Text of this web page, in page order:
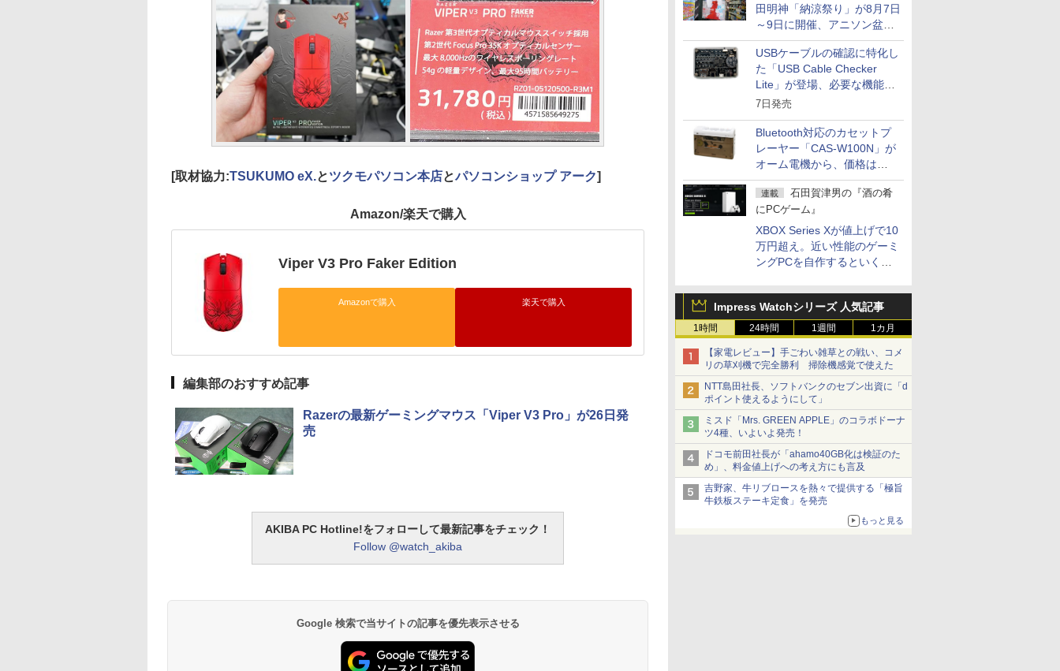
田明神「納涼祭り」が8月7日
～9日に開催、アニソン盆踊
りや屋台グルメなどもあり
USBケーブルの確認に特化し
た「USB Cable Checker
Lite」が登場、必要な機能を
凝縮しコンパクトに
7日発売
Bluetooth対応のカセットプ
レーヤー「CAS-W100N」が
オーム電機から、価格は
5,940円
連載
石田賀津男の『酒の肴
にPCゲーム』
XBOX Series Xが値上げで10
万円超え。近い性能のゲーミ
ングPCを自作するといくら
Impress Watchシリーズ 人気記事
1時間 24時間 1週間 1カ月
【家電レビュー】手ごわい雑草との戦い、コメ
リの草刈機で完全勝利 掃除機感覚で使えた
NTT島田社長、ソフトバンクのセブン出資に「d
ポイント使えるようにして」
ミスド「Mrs. GREEN APPLE」のコラボドーナ
ツ4種、いよいよ発売！
ドコモ前田社長が「ahamo40GB化は検証のた
め」、料金値上げへの考え方にも言及
吉野家、牛リブロースを熱々で提供する「極旨
牛鉄板ステーキ定食」を発売
もっと見る
[取材協力:TSUKUMO eX.とツクモパソコン本店とパソコンショップ アーク]
Amazon/楽天で購入
Viper V3 Pro Faker Edition
Amazonで購入 楽天で購入
編集部のおすすめ記事
Razerの最新ゲーミングマウス「Viper V3 Pro」が26日発
売
AKIBA PC Hotline!をフォローして最新記事をチェック！
Follow @watch_akiba
Google 検索で当サイトの記事を優先表示させる